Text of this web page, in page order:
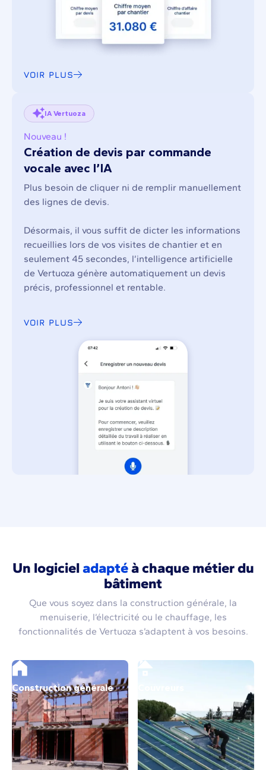
VOIR PLUS
IA Vertuoza
Nouveau !
Création de devis par commande
vocale avec l’IA
Plus besoin de cliquer ni de remplir manuellement
des lignes de devis.
Désormais, il vous suffit de dicter les informations
recueillies lors de vos visites de chantier et en
seulement 45 secondes, l’intelligence artificielle
de Vertuoza génère automatiquement un devis
précis, professionnel et rentable.
VOIR PLUS
Un logicieladaptéà chaque métier du
bâtiment
Que vous soyez dans la construction générale, la
menuiserie, l’électricité ou le chauffage, les
fonctionnalités de Vertuoza s’adaptent à vos besoins.
Construction générale